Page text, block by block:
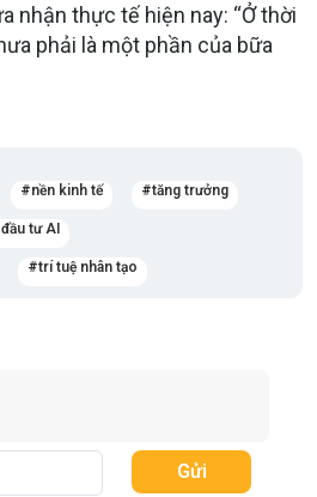
nhận thực tế hiện nay: “Ở thời
phải là một phần của bữa
nền kinh tế tăng trưởng
tư AI
trí tuệ nhân tạo
Gửi